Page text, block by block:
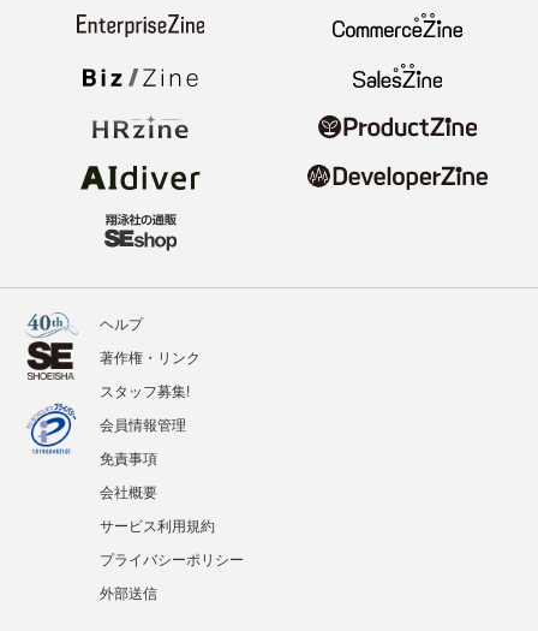
ヘルプ
著作権・リンク
スタッフ募集!
会員情報管理
免責事項
会社概要
サービス利用規約
プライバシーポリシー
外部送信